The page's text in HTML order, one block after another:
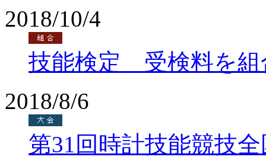
2018/10/4
技能検定 受検料を組
2018/8/6
第31回時計技能競技